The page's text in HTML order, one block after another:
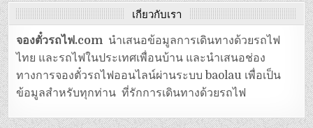
เกี่ยวกับเรา
จองตั๋วรถไฟ.com นำเสนอข้อมูลการเดินทางด้วยรถไฟ
ไทย และรถไฟในประเทศเพื่อนบ้าน และนำเสนอช่อง
ทางการจองตั๋วรถไฟออนไลน์ผ่านระบบ baolau เพื่อเป็น
ข้อมูลสำหรับทุกท่าน ที่รักการเดินทางด้วยรถไฟ